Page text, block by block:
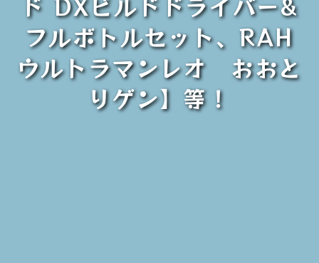
フルボトルセット、RAH
ウルトラマンレオ おおと
りゲン】等！